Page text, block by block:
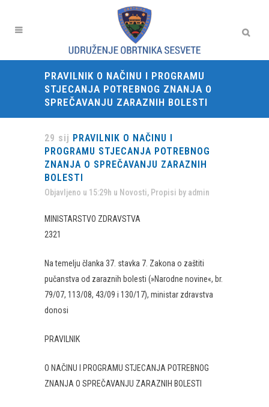
PRAVILNIK O NAČINU I PROGRAMU
STJECANJA POTREBNOG ZNANJA O
SPREČAVANJU ZARAZNIH BOLESTI
29 sij PRAVILNIK O NAČINU I
PROGRAMU STJECANJA POTREBNOG
ZNANJA O SPREČAVANJU ZARAZNIH
BOLESTI
Objavljeno u 15:29h u Novosti, Propisi by admin
MINISTARSTVO ZDRAVSTVA
2321
Na temelju članka 37. stavka 7. Zakona o zaštiti
pučanstva od zaraznih bolesti (»Narodne novine«, br.
79/07, 113/08, 43/09 i 130/17), ministar zdravstva
donosi
PRAVILNIK
O NAČINU I PROGRAMU STJECANJA POTREBNOG
ZNANJA O SPREČAVANJU ZARAZNIH BOLESTI